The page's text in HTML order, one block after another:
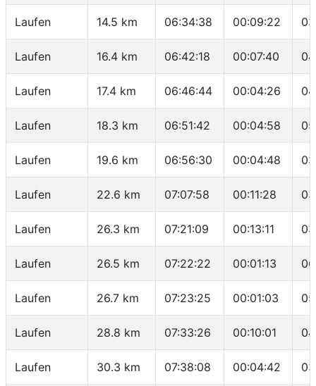
Laufen 14.5 km 06:34:38 00:09:22
Laufen 16.4 km 06:42:18 00:07:40
Laufen 17.4 km 06:46:44 00:04:26
Laufen 18.3 km 06:51:42 00:04:58
Laufen 19.6 km 06:56:30 00:04:48
Laufen 22.6 km 07:07:58 00:11:28
Laufen 26.3 km 07:21:09 00:13:11
Laufen 26.5 km 07:22:22 00:01:13
Laufen 26.7 km 07:23:25 00:01:03
Laufen 28.8 km 07:33:26 00:10:01
Laufen 30.3 km 07:38:08 00:04:42